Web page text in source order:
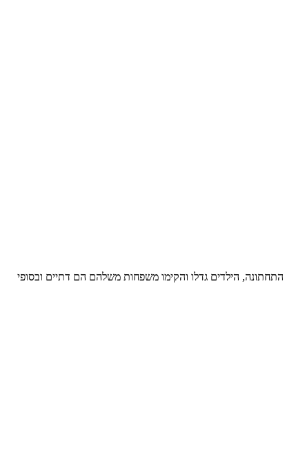
הדירה: כ- 250 מ”ר וחצר “פטיו” מבקשים לשפץ: את הקומה התחתונה, הילדים גדלו והקימו משפחות משלהם הם דתיים ובסופי